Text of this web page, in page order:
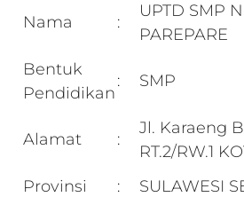
Nama :
UPTD SMP
PAREPARE
Bentuk
Pendidikan
: SMP
Alamat :
Jl. Karaeng
RT.2/RW.1
Provinsi
: SULAWESI